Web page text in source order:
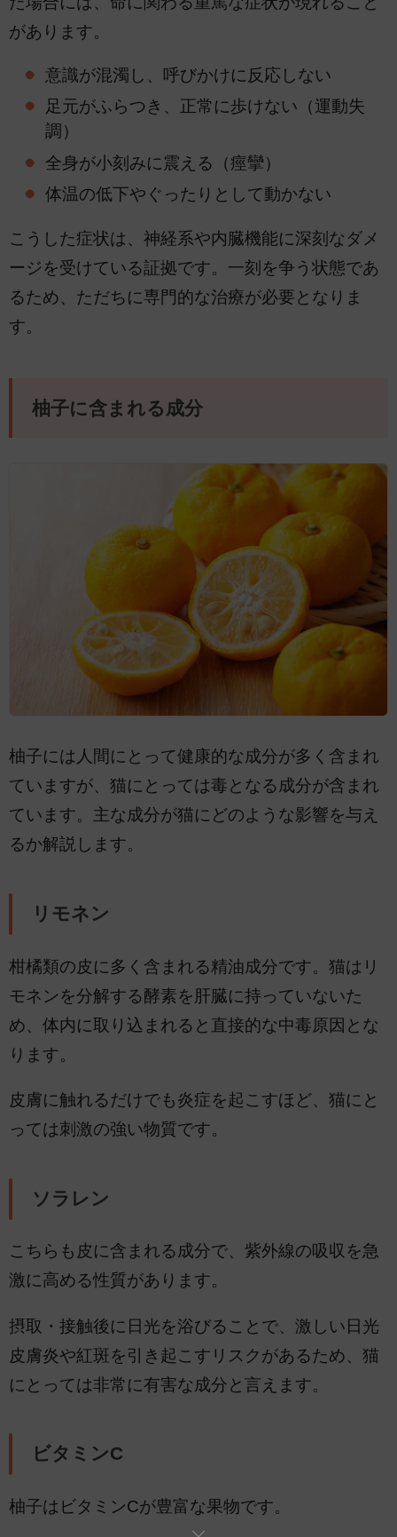
があります。
意識が混濁し、呼びかけに反応しない
足元がふらつき、正常に歩けない（運動失
調）
全身が小刻みに震える（痙攣）
体温の低下やぐったりとして動かない
こうした症状は、神経系や内臓機能に深刻なダメ
ージを受けている証拠です。一刻を争う状態であ
るため、ただちに専門的な治療が必要となりま
す。
柚子に含まれる成分
柚子には人間にとって健康的な成分が多く含まれ
ていますが、猫にとっては毒となる成分が含まれ
ています。主な成分が猫にどのような影響を与え
るか解説します。
リモネン
柑橘類の皮に多く含まれる精油成分です。猫はリ
モネンを分解する酵素を肝臓に持っていないた
め、体内に取り込まれると直接的な中毒原因とな
ります。
皮膚に触れるだけでも炎症を起こすほど、猫にと
っては刺激の強い物質です。
ソラレン
こちらも皮に含まれる成分で、紫外線の吸収を急
激に高める性質があります。
摂取・接触後に日光を浴びることで、激しい日光
皮膚炎や紅斑を引き起こすリスクがあるため、猫
にとっては非常に有害な成分と言えます。
ビタミンC
柚子はビタミンCが豊富な果物です。